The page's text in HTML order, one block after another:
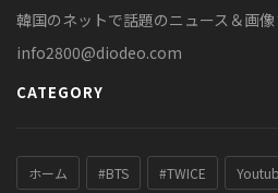
韓国のネットで話題のニュース＆画
info2800@diodeo.com
CATEGORY
ホーム #BTS #TWICE